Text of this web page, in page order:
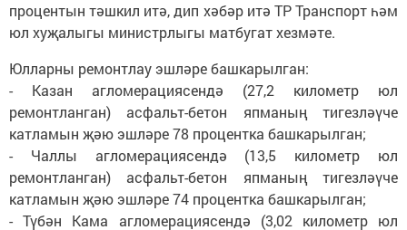
процентын тәшкил итә, дип хәбәр итә ТР Транспорт һәм
юл хуҗалыгы министрлыгы матбугат хезмәте.
Юлларны ремонтлау эшләре башкарылган:
- Казан агломерациясендә (27,2 километр юл
ремонтланган) асфальт-бетон япманың тигезләүче
катламын җәю эшләре 78 процентка башкарылган;
- Чаллы агломерациясендә (13,5 километр юл
ремонтланган) асфальт-бетон япманың тигезләүче
катламын җәю эшләре 74 процентка башкарылган;
- Түбән Кама агломерациясендә (3,02 километр юл